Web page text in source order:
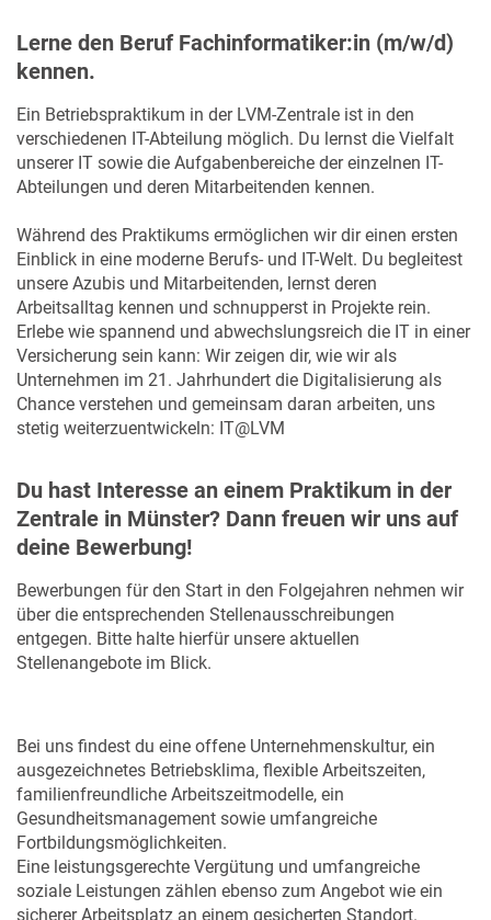
Lerne den Beruf Fachinformatiker:in (m/w/d)
kennen.
Ein Betriebspraktikum in der LVM-Zentrale ist in den
verschiedenen IT-Abteilung möglich. Du lernst die Vielfalt
unserer IT sowie die Aufgabenbereiche der einzelnen IT-
Abteilungen und deren Mitarbeitenden kennen.
Während des Praktikums ermöglichen wir dir einen ersten
Einblick in eine moderne Berufs- und IT-Welt. Du begleitest
unsere Azubis und Mitarbeitenden, lernst deren
Arbeitsalltag kennen und schnupperst in Projekte rein.
Erlebe wie spannend und abwechslungsreich die IT in einer
Versicherung sein kann: Wir zeigen dir, wie wir als
Unternehmen im 21. Jahrhundert die Digitalisierung als
Chance verstehen und gemeinsam daran arbeiten, uns
stetig weiterzuentwickeln: IT@LVM
Du hast Interesse an einem Praktikum in der
Zentrale in Münster? Dann freuen wir uns auf
deine Bewerbung!
Bewerbungen für den Start in den Folgejahren nehmen wir
über die entsprechenden Stellenausschreibungen
entgegen. Bitte halte hierfür unsere aktuellen
Stellenangebote im Blick.
Bei uns findest du eine offene Unternehmenskultur, ein
ausgezeichnetes Betriebsklima, flexible Arbeitszeiten,
familienfreundliche Arbeitszeitmodelle, ein
Gesundheitsmanagement sowie umfangreiche
Fortbildungsmöglichkeiten.
Eine leistungsgerechte Vergütung und umfangreiche
soziale Leistungen zählen ebenso zum Angebot wie ein
sicherer Arbeitsplatz an einem gesicherten Standort.